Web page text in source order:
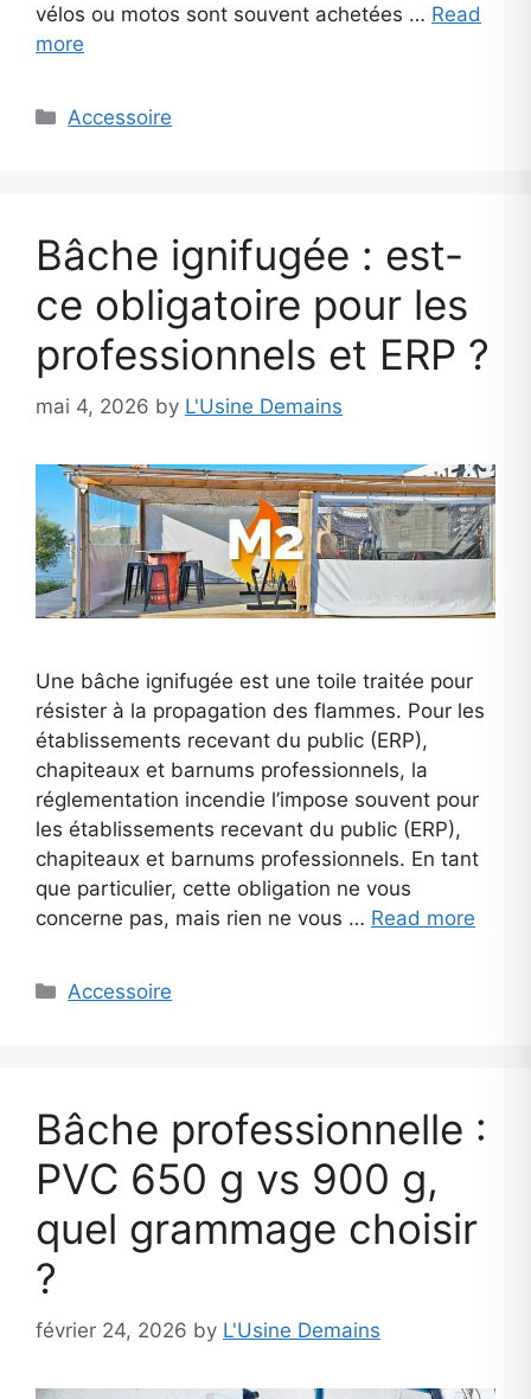
vélos ou motos sont souvent achetées … Read
more
Categories
Accessoire
Bâche ignifugée : est-
ce obligatoire pour les
professionnels et ERP ?
mai 4, 2026 by L'Usine Demains
Une bâche ignifugée est une toile traitée pour
résister à la propagation des flammes. Pour les
établissements recevant du public (ERP),
chapiteaux et barnums professionnels, la
réglementation incendie l’impose souvent pour
les établissements recevant du public (ERP),
chapiteaux et barnums professionnels. En tant
que particulier, cette obligation ne vous
concerne pas, mais rien ne vous … Read more
Categories
Accessoire
Bâche professionnelle :
PVC 650 g vs 900 g,
quel grammage choisir
?
février 24, 2026 by L'Usine Demains